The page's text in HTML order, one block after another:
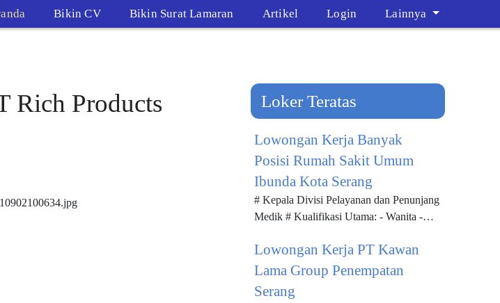
Bikin CV Bikin Surat Lamaran Artikel Login Lainnya
Rich Products
Loker Teratas
Lowongan Kerja Banyak
Posisi Rumah Sakit Umum
Ibunda Kota Serang
# Kepala Divisi Pelayanan dan Penunjang
Medik # Kualifikasi Utama: - Wanita -
Memiliki pengetahuan tentang si...
Lowongan Kerja PT Kawan
Lama Group Penempatan
Serang